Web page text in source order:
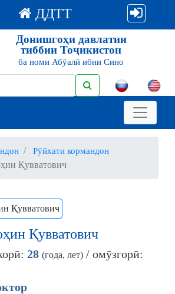
ДДТТ
Донишгоҳи давлатии
тиббии Тоҷикистон
ба номи Абӯалӣ ибни Сино
Рӯйхати кормандон
Қувватович
Қувватович
28 (года, лет) / омӯзгорӣ: